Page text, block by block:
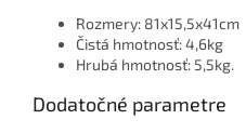
Rozmery: 81x15,5x41cm
Čistá hmotnosť: 4,6kg
Hrubá hmotnosť: 5,5kg.
Dodatočné parametre